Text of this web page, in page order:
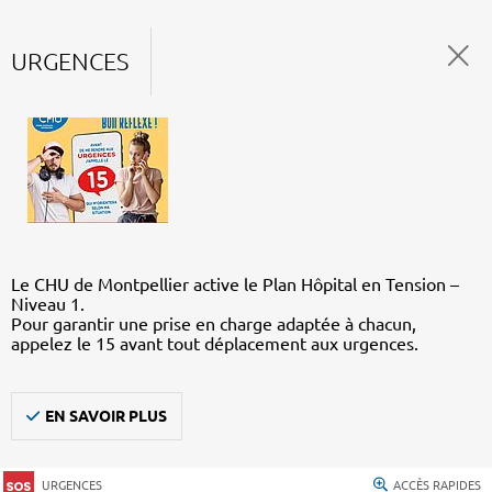
URGENCES
Le CHU de Montpellier active le Plan Hôpital en Tension –
Niveau 1.
Pour garantir une prise en charge adaptée à chacun,
appelez le 15 avant tout déplacement aux urgences.
EN SAVOIR PLUS
URGENCES ACCÈS RAPIDES